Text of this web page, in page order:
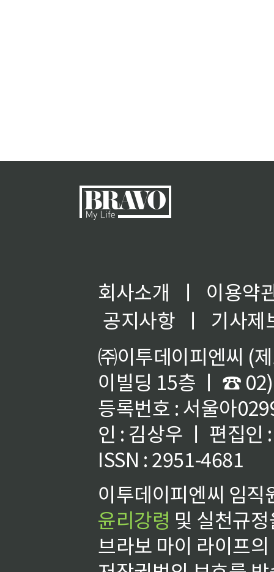
회사소개 ㅣ
이용약
공지사항
ㅣ
기사제
㈜이투데이피엔씨 (
이빌딩 15층 ㅣ ☎
등록번호 : 서울아
인 : 김상우 ㅣ 편집인
ISSN : 2951-4681
이투데이피엔씨 임
윤리강령 및 실천규
브라보 마이 라이프